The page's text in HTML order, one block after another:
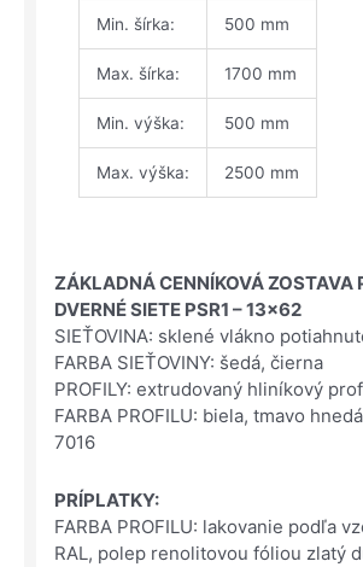
Min. šírka: 500 mm
Max. šírka: 1700 mm
Min. výška: 500 mm
Max. výška: 2500 mm
ZÁKLADNÁ CENNÍKOVÁ ZOSTAVA
DVERNÉ SIETE PSR1 – 13×62
SIEŤOVINA: sklené vlákno
FARBA SIEŤOVINY: šedá, čierna
PROFILY: extrudovaný hliníkový
FARBA PROFILU: biela, tmavo
7016
PRÍPLATKY:
FARBA PROFILU: lakovanie podľa
RAL, polep renolitovou fóliou zlatý